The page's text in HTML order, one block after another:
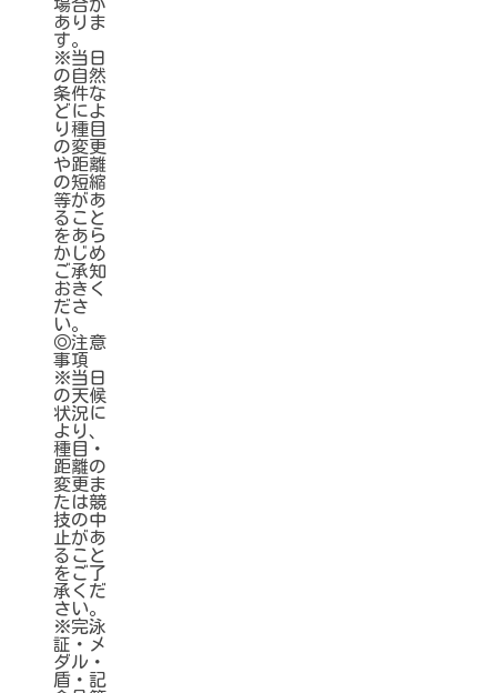
場合が
ありま
す。
※当日
の自然
条件な
どによ
り種目
の変更
や距離
の短縮
等があ
ること
をあら
かじめ
ご承知
おきく
ださ
い。
◎注意
事項
※当日
の天候
状況に
より、
種目・
距離の
変更ま
たは競
技の中
止があ
ること
をご了
承くだ
さい。
※完泳
証・メ
ダル・
盾・記